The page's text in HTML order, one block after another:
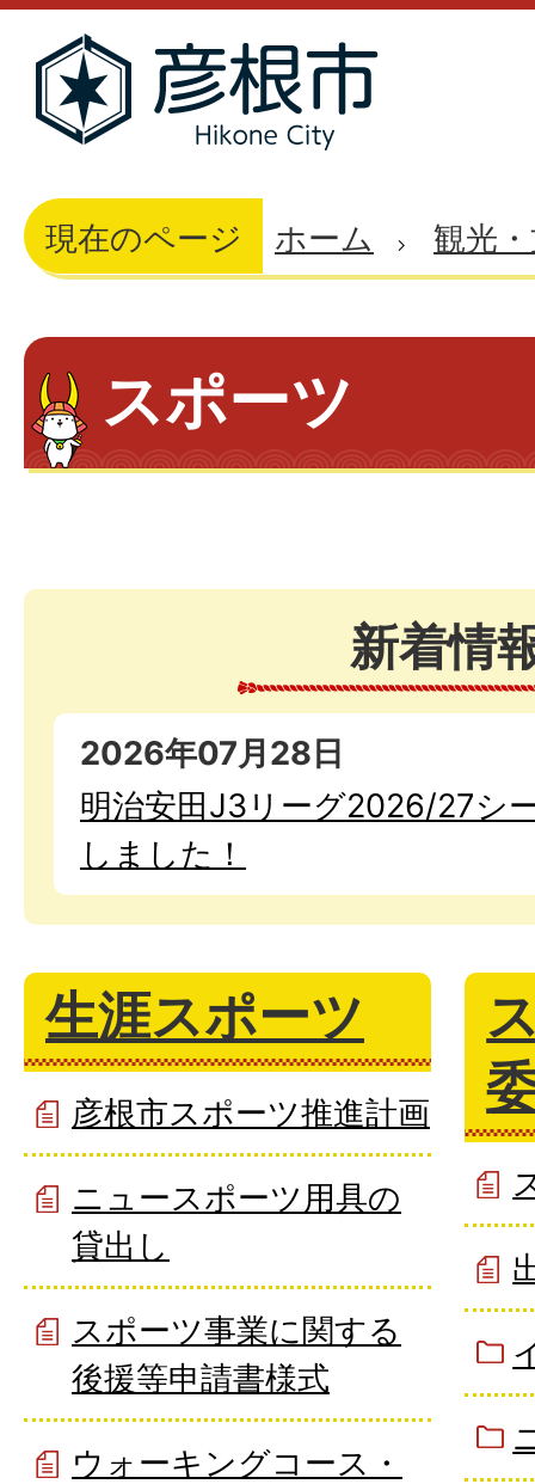
現在のページ ホーム 観光
スポーツ
新着情
2026年07月28日
明治安田J3リーグ2026/27シ
しました！
生涯スポーツ
彦根市スポーツ推進計画
ニュースポーツ用具の
貸出し
スポーツ事業に関する
後援等申請書様式
ウォーキングコース・